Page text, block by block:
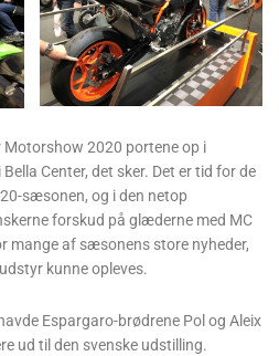
Motorshow 2020 portene op i
Center, det sker. Det er tid for de
sæsonen, og i den netop
forskud på glæderne med MC
mange af sæsonens store nyheder,
kunne opleves.
Espargaro-brødrene Pol og Aleix
ud til den svenske udstilling.